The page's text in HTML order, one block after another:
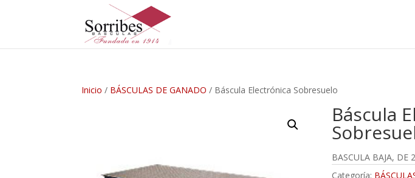
Inicio / BÁSCULAS DE GANADO / Báscula Electrónica Sobresuelo
Báscula
BASCULA BAJA, DE
Categoría: